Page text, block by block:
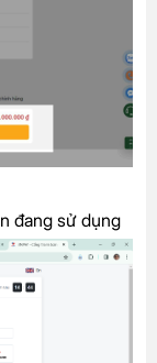
đang sử dụng